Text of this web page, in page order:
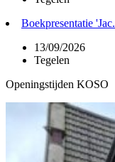
Boekpresentatie
13/09/2026
Tegelen
Openingstijden KOSO